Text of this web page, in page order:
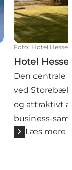
Foto: Hotel
Hotel
Den centrale
ved
og attraktivt
business-
Læs mere